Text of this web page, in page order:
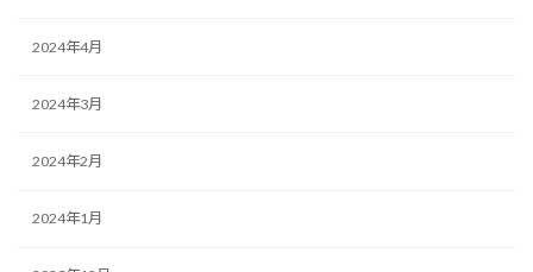
2024年4月
2024年3月
2024年2月
2024年1月